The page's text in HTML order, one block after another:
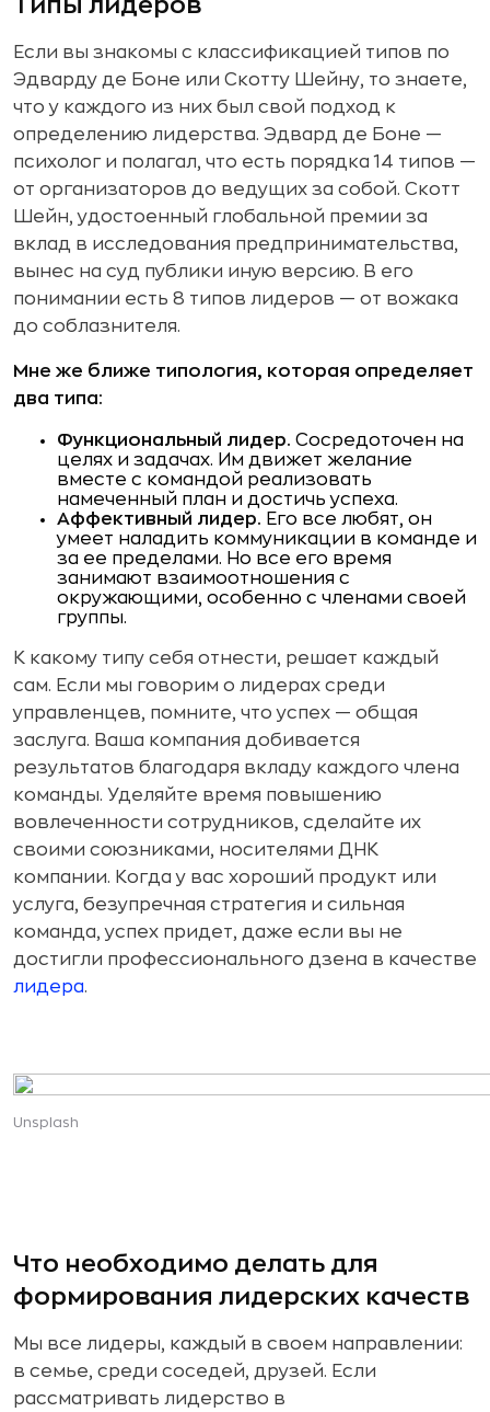
Типы лидеров
Если вы знакомы с классификацией типов по
Эдварду де Боне или Скотту Шейну, то знаете,
что у каждого из них был свой подход к
определению лидерства. Эдвард де Боне —
психолог и полагал, что есть порядка 14 типов —
от организаторов до ведущих за собой. Скотт
Шейн, удостоенный глобальной премии за
вклад в исследования предпринимательства,
вынес на суд публики иную версию. В его
понимании есть 8 типов лидеров — от вожака
до соблазнителя.
Мне же ближе типология, которая определяет
два типа:
Функциональный лидер. Сосредоточен на
целях и задачах. Им движет желание
вместе с командой реализовать
намеченный план и достичь успеха.
Аффективный лидер. Его все любят, он
умеет наладить коммуникации в команде и
за ее пределами. Но все его время
занимают взаимоотношения с
окружающими, особенно с членами своей
группы.
К какому типу себя отнести, решает каждый
сам. Если мы говорим о лидерах среди
управленцев, помните, что успех — общая
заслуга. Ваша компания добивается
результатов благодаря вкладу каждого члена
команды. Уделяйте время повышению
вовлеченности сотрудников, сделайте их
своими союзниками, носителями ДНК
компании. Когда у вас хороший продукт или
услуга, безупречная стратегия и сильная
команда, успех придет, даже если вы не
достигли профессионального дзена в качестве
лидера.
Unsplash
Что необходимо делать для
формирования лидерских качеств
Мы все лидеры, каждый в своем направлении:
в семье, среди соседей, друзей. Если
рассматривать лидерство в